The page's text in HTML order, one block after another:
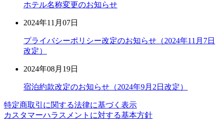
ホテル名称変更のお知らせ
2024年11月07日
プライバシーポリシー改定のお知らせ（2024年11月7日
改定）
2024年08月19日
宿泊約款改定のお知らせ（2024年9月2日改定）
特定商取引に関する法律に基づく表示
カスタマーハラスメントに対する基本方針